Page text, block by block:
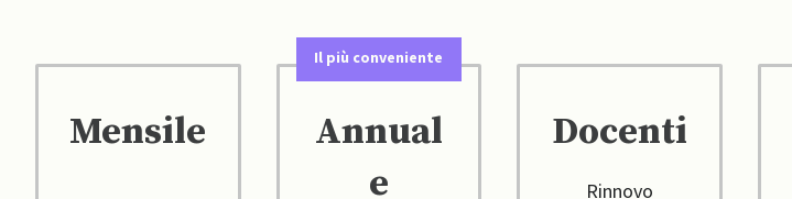
Mensile
Il più conveniente
Annual
e
Docenti
Rinnovo